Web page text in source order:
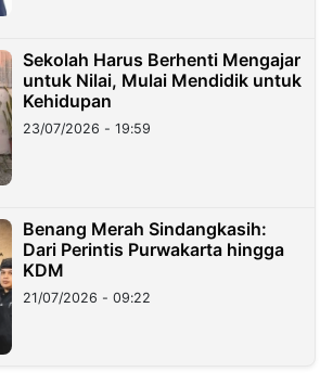
Sekolah Harus Berhenti Mengajar
untuk Nilai, Mulai Mendidik untuk
Kehidupan
23/07/2026 - 19:59
Benang Merah Sindangkasih:
Dari Perintis Purwakarta hingga
KDM
21/07/2026 - 09:22